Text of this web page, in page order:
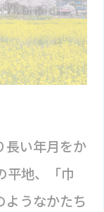
長い年月をか
平地、「巾
ようなかたち